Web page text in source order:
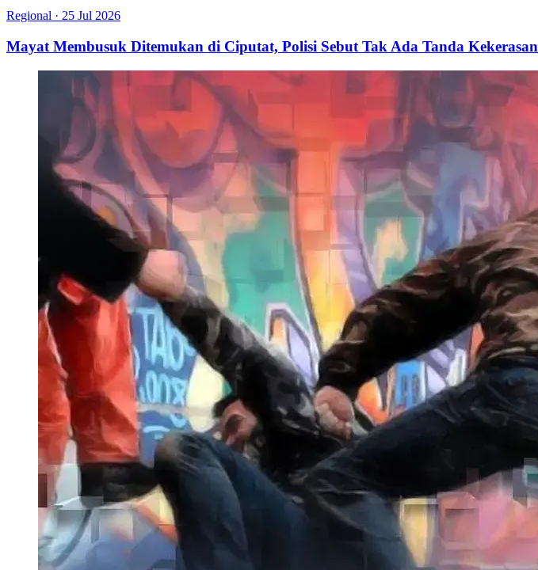
Regional · 25 Jul 2026
Mayat Membusuk Ditemukan di Ciputat, Polisi Sebut Tak Ada Tanda Kekerasan